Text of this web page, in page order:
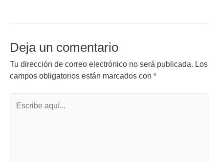
Deja un comentario
Tu dirección de correo electrónico no será publicada. Los
campos obligatorios están marcados con *